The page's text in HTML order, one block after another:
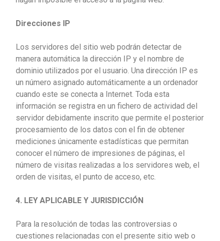
Direcciones IP
Los servidores del sitio web podrán detectar de
manera automática la dirección IP y el nombre de
dominio utilizados por el usuario. Una dirección IP es
un número asignado automáticamente a un ordenador
cuando este se conecta a Internet. Toda esta
información se registra en un fichero de actividad del
servidor debidamente inscrito que permite el posterior
procesamiento de los datos con el fin de obtener
mediciones únicamente estadísticas que permitan
conocer el número de impresiones de páginas, el
número de visitas realizadas a los servidores web, el
orden de visitas, el punto de acceso, etc.
4. LEY APLICABLE Y JURISDICCIÓN
Para la resolución de todas las controversias o
cuestiones relacionadas con el presente sitio web o